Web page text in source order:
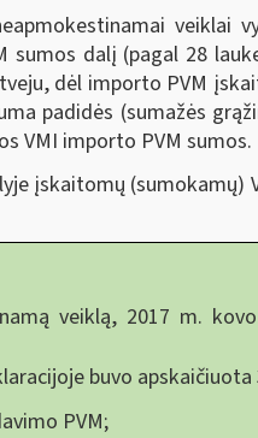
veiklai
dalį (pagal 28
dėl importo PVM
padidės (sumažės
VMI importo PVM sumos.
įskaitomų (sumokamų)
veiklą, 2017 m.
buvo apskaičiuota
PVM;